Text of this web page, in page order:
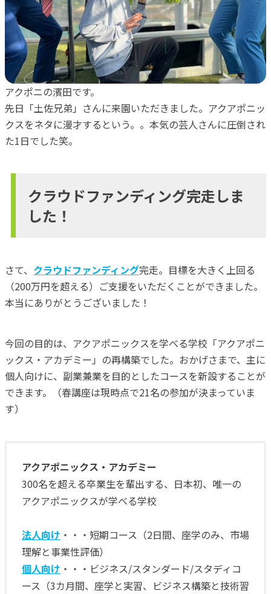
アクポニの濱田です。
先日「土佐兄弟」さんに来園いただきました。アクアポニッ
クスをネタに漫才するという。。本気の芸人さんに圧倒され
た1日でした笑。
クラウドファンディング完走しま
した！
さて、 クラウドファンディング完走。目標を大きく上回る
（200万円を超える）ご支援をいただくことができました。
本当にありがとうございました！
今回の目的は、アクアポニックスを学べる学校「アクアポニ
ックス・アカデミー」の再構築でした。おかげさまで、主に
個人向けに、副業兼業を目的としたコースを新設することが
できます。（春講座は現時点で21名の参加が決まっていま
す）
アクアポニックス・アカデミー
300名を超える卒業生を輩出する、日本初、唯一の
アクアポニックスが学べる学校
法人向け ・・・短期コース（2日間、座学のみ、市場
理解と事業性評価）
個人向け ・・・ビジネス/スタンダード/スタディコ
ース（3カ月間、座学と実習、ビジネス構築と技術習